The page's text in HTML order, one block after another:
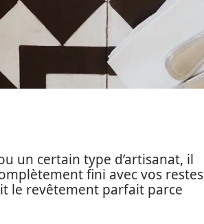
un certain type d’artisanat, il
fini avec vos restes
le revêtement parfait parce